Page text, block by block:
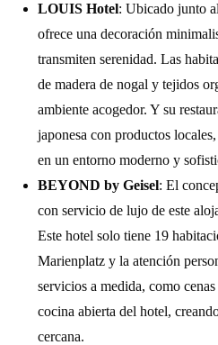
LOUIS Hotel: Ubicado junto
ofrece una decoración
transmiten serenidad. Las
de madera de nogal y tejidos
ambiente acogedor. Y su
japonesa con productos
en un entorno moderno y
BEYOND by Geisel: El
con servicio de lujo de este
Este hotel solo tiene 19
Marienplatz y la atención
servicios a medida, como
cocina abierta del hotel,
cercana.